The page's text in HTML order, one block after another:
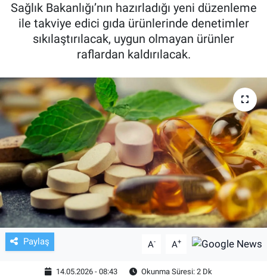
Sağlık Bakanlığı’nın hazırladığı yeni düzenleme
ile takviye edici gıda ürünlerinde denetimler
sıkılaştırılacak, uygun olmayan ürünler
raflardan kaldırılacak.
Paylaş A- A+
14.05.2026 - 08:43 Okunma Süresi: 2 Dk
1461 TRABZON
FUTBOL
TV VE SİNEMA
BASKETBOL
SAĞLIK
GENEL
KÜLTÜR SANAT
Haber Arşivi